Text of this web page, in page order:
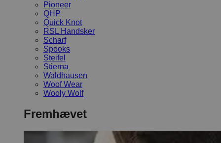
Pioneer
QHP
Quick Knot
RSL Handsker
Scharf
Spooks
Steifel
Stierna
Waldhausen
Woof Wear
Wooly Wolf
Fremhævet